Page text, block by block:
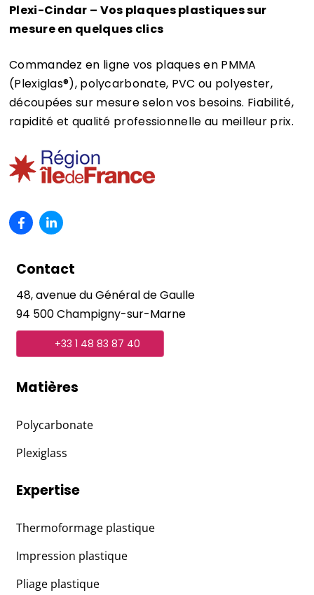
Plexi-Cindar – Vos plaques plastiques sur
mesure en quelques clics
Commandez en ligne vos plaques en PMMA
(Plexiglas®), polycarbonate, PVC ou polyester,
découpées sur mesure selon vos besoins. Fiabilité,
rapidité et qualité professionnelle au meilleur prix.
Contact
48, avenue du Général de Gaulle
94 500 Champigny-sur-Marne
+33 1 48 83 87 40
Matières
Polycarbonate
Plexiglass
Expertise
Thermoformage plastique
Impression plastique
Pliage plastique